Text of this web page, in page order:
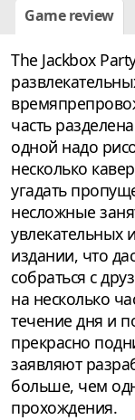
Game review
The Jackbox
часть
одной надо
несколько
угадать
несложные
увлекательных
издании, что
собраться с
на несколько
течение дня и
прекрасно
заявляют
больше, чем
прохождения.